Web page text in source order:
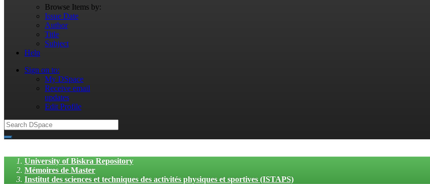
Browse Items by:
Issue Date
Author
Title
Subject
Help
Sign on to:
My DSpace
Receive email
updates
Edit Profile
University of Biskra Repository
Mémoires de Master
Institut des sciences et techniques des activités physiques et sportives (ISTAPS)